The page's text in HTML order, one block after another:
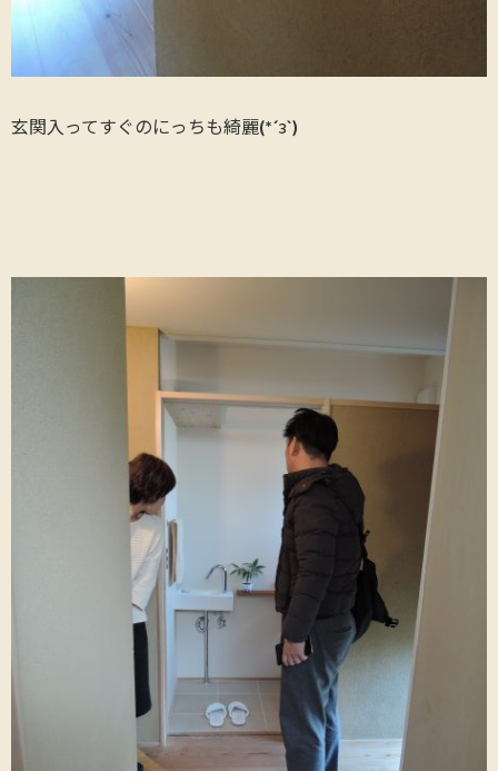
玄関入ってすぐのにっちも綺麗(*´з`)